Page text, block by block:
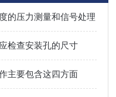
的压力测量和信号处理
检查安装孔的尺寸
主要包含这四方面